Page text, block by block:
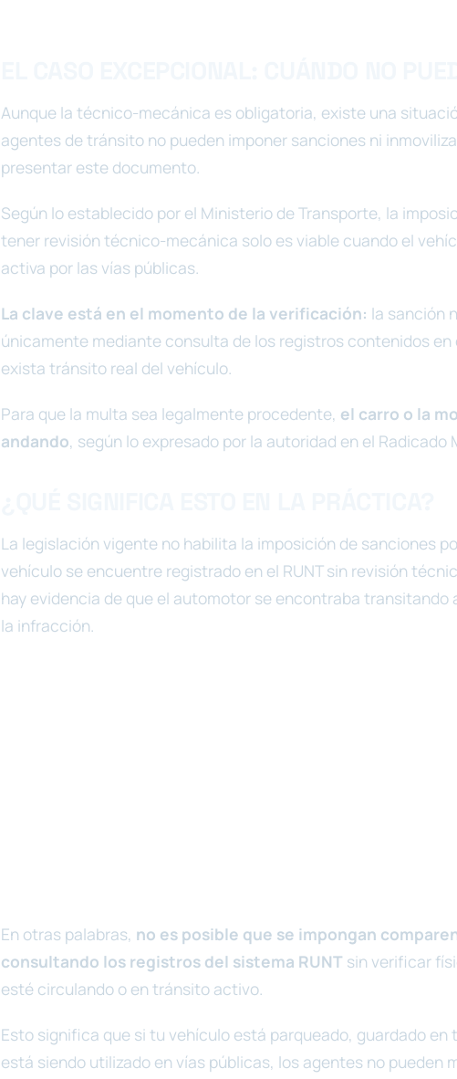
Aunque la técnico-mecánica es obligatoria, existe una
agentes de tránsito no pueden imponer sanciones ni
presentar este documento.
Según lo establecido por el Ministerio de Transporte, la
tener revisión técnico-mecánica solo es viable cuando el
activa por las vías públicas.
La clave está en el momento de la verificación: la sanción
únicamente mediante consulta de los registros contenidos en
exista tránsito real del vehículo.
Para que la multa sea legalmente procedente, el carro o la
andando, según lo expresado por la autoridad en el Radicado
La legislación vigente no habilita la imposición de sanciones
vehículo se encuentre registrado en el RUNT sin revisión
hay evidencia de que el automotor se encontraba
la infracción.
En otras palabras, no es posible que se impongan
consultando los registros del sistema RUNT sin verificar
esté circulando o en tránsito activo.
Esto significa que si tu vehículo está parqueado, guardado en
está siendo utilizado en vías públicas, los agentes no pueden